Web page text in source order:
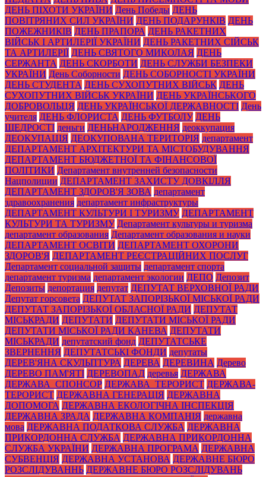
ДЕНЬ ПІХОТИ УКРАЇНИ День Победы ДЕНЬ
ПОВІТРЯНИХ СИЛ УКРАЇНИ ДЕНЬ ПОДАРУНКІВ ДЕНЬ
ПОЖЕЖНИКІВ ДЕНЬ ПРАПОРА ДЕНЬ РАКЕТНИХ
ВІЙСЬК І АРТИЛЕРІЇ УКРАЇНИ ДЕНЬ РАКЕТНИХ СІЙСЬК
ТА АРТИЛЕРІЇ ДЕНЬ СВЯТОГО МИКОЛАЯ ДЕНЬ
СЕРЖАНТА ДЕНЬ СКОРБОТИ ДЕНЬ СЛУЖБИ БЕЗПЕКИ
УКРАЇНИ День Соборности ДЕНЬ СОБОРНОСТІ УКРАЇНИ
ДЕНЬ СТУДЕНТА ДЕНЬ СУХОПУТНИХ ВІЙСЬК ДЕНЬ
СУХОПУТНИХ ВІЙСЬК УКРАЇНИ ДЕНЬ УКРАЇНСЬКОГО
ДОБРОВОЛЬЦЯ ДЕНЬ УКРАЇНСЬКОЇ ДЕРЖАВНОСТІ День
учителя ДЕНЬ ФЛОРИСТА ДЕНЬ ФУТБОЛУ ДЕНЬ
ЩЕДРОСТІ деньги ДЕНЬНАРОДЖЕННЯ деоккупация
ДЕОКУПАЦІЯ ДЕОКУПОВАНА ТЕРИТОРІЯ департамент
ДЕПАРТАМЕНТ АРХІТЕКТУРИ ТА МІСТОБУДУВАННЯ
ДЕПАРТАМЕНТ БЮДЖЕТНОЇ ТА ФІНАНСОВОЇ
ПОЛІТИКИ Департамент внутренней безопасности
Нацполиции ДЕПАРТАМЕНТ ЗАХИСТУ ДОВКІЛЛЯ
ДЕПАРТАМЕНТ ЗДОРОВ'Я ЗОВА департамент
здравоохранения департамент инфраструктуры
ДЕПАРТАМЕНТ КУЛЬТУРИ І ТУРИЗМУ ДЕПАРТАМЕНТ
КУЛЬТУРИ ТА ТУРИЗМУ Департамент культуры и туризма
департамент образования Департамент образования и науки
ДЕПАРТАМЕНТ ОСВІТИ ДЕПАРТАМЕНТ ОХОРОНИ
ЗДОРОВ'Я ДЕПАРТАМЕНТ РЕЄСТРАЦІЙНИХ ПОСЛУГ
Департамент социальной защиты департамент спорта
департамент туризма департамент экологии ДЕПО Депозит
Депозиты депортация депутат ДЕПУТАТ ВЕРХОВНОЇ РАДИ
Депутат горсовета ДЕПУТАТ ЗАПОРІЗЬКОЇ МІСЬКОЇ РАДИ
ДЕПУТАТ ЗАПОРІЗЬКОЇ ОБЛАСНОЇ РАДИ ДЕПУТАТ
МІСЬКРАДИ ДЕПУТАТИ ДЕПУТАТИ МІСЬКОЇ РАДИ
ДЕПУТАТИ МІСЬКОЇ РАДИ КАНЕВА ДЕПУТАТИ
МІСЬКРАДИ депутатский фонд ДЕПУТАТСЬКЕ
ЗВЕРНЕННЯ ДЕПУТАТСЬКІ ФОНДИ депутаты
ДЕРЕВ'ЯНА СКУЛЬПТУРА ДЕРЕВА ДЕРЕВИНА Дерево
ДЕРЕВО ПАМ'ЯТІ ДЕРЕВОПАД деревья ДЕРЖАВА
ДЕРЖАВА_СПОНСОР ДЕРЖАВА_ТЕРОРИСТ ДЕРЖАВА-
ТЕРОРИСТ ДЕРЖАВНА ГЕНЕРАЦІЯ ДЕРЖАВНА
ДОПОМОГА ДЕРЖАВНА ЕКОЛОГІЧНА ІНСПЕКЦІЯ
ДЕРЖАВНА ЗРАДА ДЕРЖАВНА КОМПАНІЯ державна
мова ДЕРЖАВНА ПОДАТКОВА СЛУЖБА ДЕРЖАВНА
ПРИКОРДОННА СЛУЖБА ДЕРЖАВНА ПРИКОРДОННА
СЛУЖБА УКРАЇНИ ДЕРЖАВНА ПРОГРАМА ДЕРЖАВНА
СУБВЕНЦІЯ ДЕРЖАВНА УСТАНОВА ДЕРЖАВНЕ БЮРО
РОЗСЛІДУВАННЬ ДЕРЖАВНЕ БЮРО РОЗСЛІДУВАНЬ